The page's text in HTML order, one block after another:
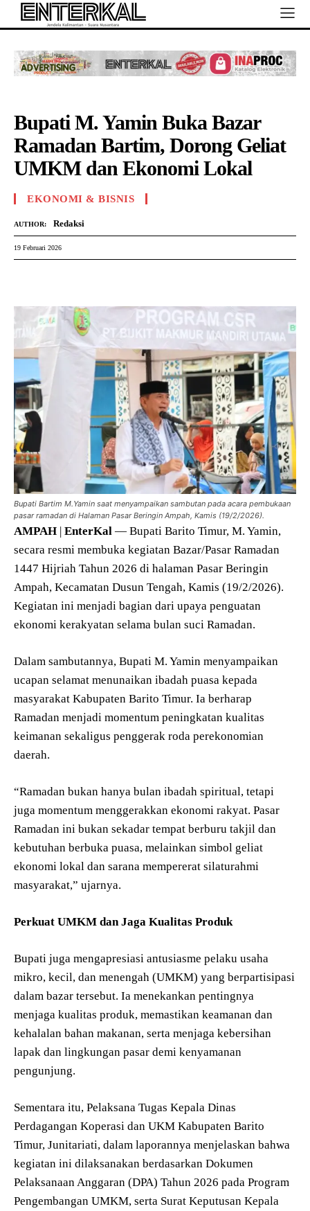
Bupati M. Yamin Buka Bazar
Ramadan Bartim, Dorong Geliat
UMKM dan Ekonomi Lokal
EKONOMI & BISNIS
AUTHOR: Redaksi
19 Februari 2026
Bupati Bartim M.Yamin saat menyampaikan sambutan pada acara pembukaan
pasar ramadan di Halaman Pasar Beringin Ampah, Kamis (19/2/2026).
AMPAH EnterKal — Bupati Barito Timur, M. Yamin,
secara resmi membuka kegiatan Bazar/Pasar Ramadan
1447 Hijriah Tahun 2026 di halaman Pasar Beringin
Ampah, Kecamatan Dusun Tengah, Kamis (19/2/2026).
Kegiatan ini menjadi bagian dari upaya penguatan
ekonomi kerakyatan selama bulan suci Ramadan.
Dalam sambutannya, Bupati M. Yamin menyampaikan
ucapan selamat menunaikan ibadah puasa kepada
masyarakat Kabupaten Barito Timur. Ia berharap
Ramadan menjadi momentum peningkatan kualitas
keimanan sekaligus penggerak roda perekonomian
daerah.
“Ramadan bukan hanya bulan ibadah spiritual, tetapi
juga momentum menggerakkan ekonomi rakyat. Pasar
Ramadan ini bukan sekadar tempat berburu takjil dan
kebutuhan berbuka puasa, melainkan simbol geliat
ekonomi lokal dan sarana mempererat silaturahmi
masyarakat,” ujarnya.
Perkuat UMKM dan Jaga Kualitas Produk
Bupati juga mengapresiasi antusiasme pelaku usaha
mikro, kecil, dan menengah (UMKM) yang berpartisipasi
dalam bazar tersebut. Ia menekankan pentingnya
menjaga kualitas produk, memastikan keamanan dan
kehalalan bahan makanan, serta menjaga kebersihan
lapak dan lingkungan pasar demi kenyamanan
pengunjung.
Sementara itu, Pelaksana Tugas Kepala Dinas
Perdagangan Koperasi dan UKM Kabupaten Barito
Timur, Junitariati, dalam laporannya menjelaskan bahwa
kegiatan ini dilaksanakan berdasarkan Dokumen
Pelaksanaan Anggaran (DPA) Tahun 2026 pada Program
Pengembangan UMKM, serta Surat Keputusan Kepala